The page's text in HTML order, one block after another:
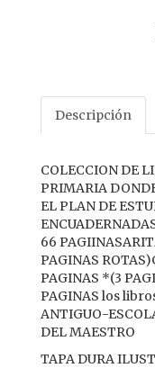
Descripción
COLECCION DE
PRIMARIA
EL PLAN DE
66
PAGINAS
PAGINAS *(3
PAGINAS los
ANTIGUO-
DEL MAESTRO
TAPA DURA